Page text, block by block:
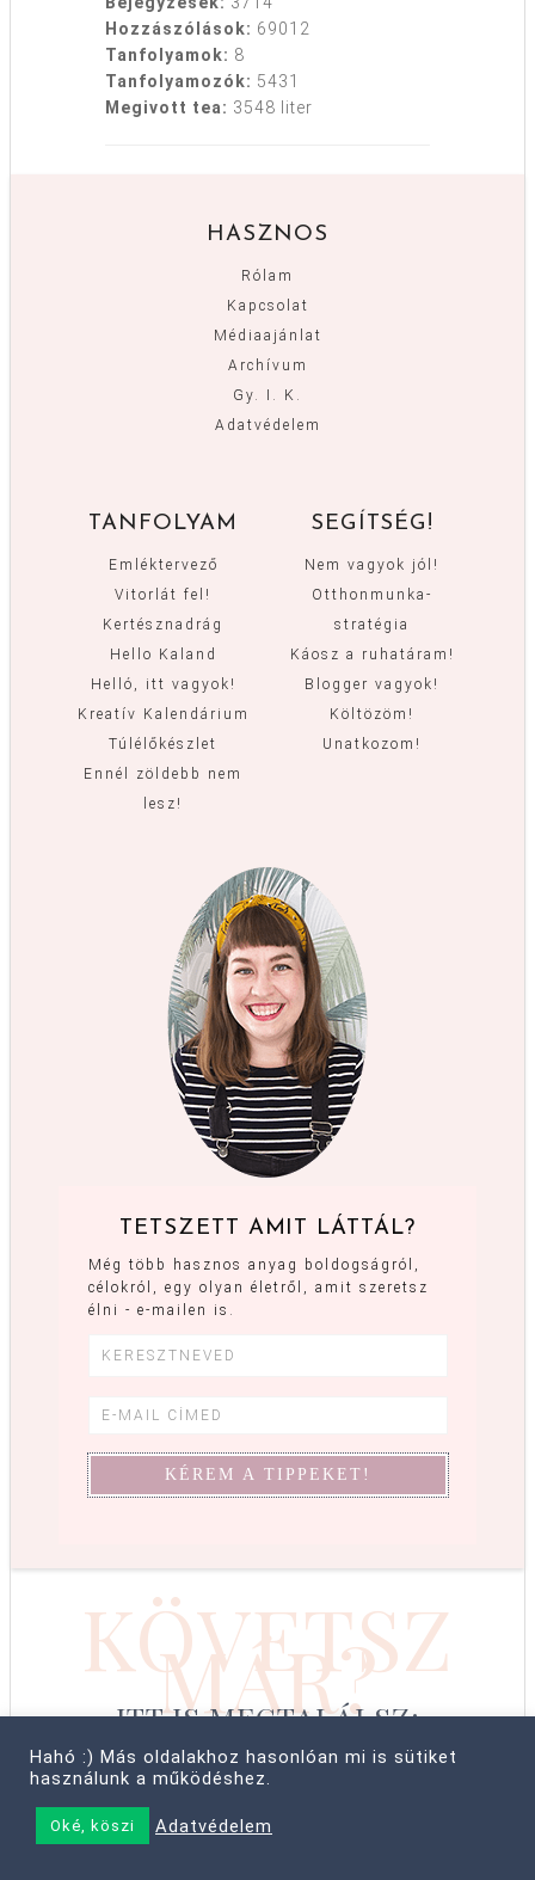
Hozzászólások: 69012
Tanfolyamok: 8
Tanfolyamozók: 5431
Megivott tea: 3548 liter
HASZNOS
Rólam
Kapcsolat
Médiaajánlat
Archívum
Gy. I. K.
Adatvédelem
TANFOLYAM
Emléktervező
Vitorlát fel!
Kertésznadrág
Hello Kaland
Helló, itt vagyok!
Kreatív Kalendárium
Túlélőkészlet
Ennél zöldebb nem
lesz!
SEGÍTSÉG!
Nem vagyok jól!
Otthonmunka-
stratégia
Káosz a ruhatáram!
Blogger vagyok!
Költözöm!
Unatkozom!
TETSZETT AMIT LÁTTÁL?
Még több hasznos anyag boldogságról,
célokról, egy olyan életről, amit szeretsz
élni - e-mailen is.
KÖVETSZ
MÁR?
ITT IS MEGTALÁLSZ:
© COPYRIGHT 2008–2026 CABBIT SUPREME LTD, FARKAS LÍVIA
Hahó :) Más oldalakhoz hasonlóan mi is sütiket
használunk a működéshez.
Oké, köszi Adatvédelem